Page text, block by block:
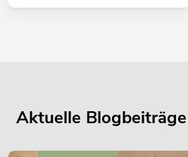
Aktuelle Blogbeiträge